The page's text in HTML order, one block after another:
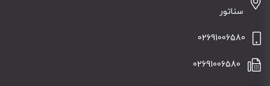
سناتور
02691006580
02691006580